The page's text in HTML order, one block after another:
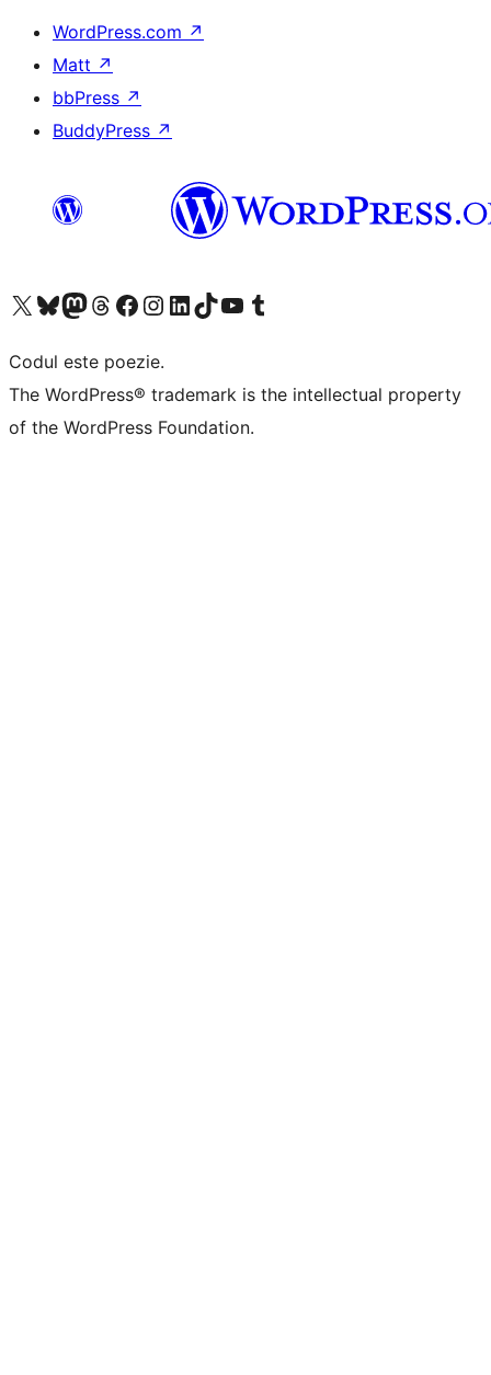
WordPress.com ↗
Matt ↗
bbPress ↗
BuddyPress ↗
Mergi la contul nostru X (fost Twitter)
Vizitează contul nostru Bluesky
Vizitează contul nostru Mastodon
Vizitează contul nostru Threads
Vizitează pagina noastră Facebook
Vizitează-ne pe Instagram
Vizitează-ne pe LinkedIn
Vizitează contul nostru TikTok
Vizitează canalul nostru YouTube
Vizitează contul nostru Tumblr
Codul este poezie.
The WordPress® trademark is the intellectual property
of the WordPress Foundation.